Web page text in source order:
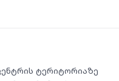
ტერიტორიაზე